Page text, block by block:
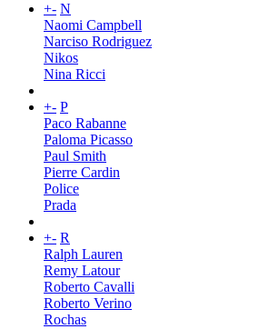
+- N
Naomi Campbell
Narciso Rodriguez
Nikos
Nina Ricci
+- P
Paco Rabanne
Paloma Picasso
Paul Smith
Pierre Cardin
Police
Prada
+- R
Ralph Lauren
Remy Latour
Roberto Cavalli
Roberto Verino
Rochas